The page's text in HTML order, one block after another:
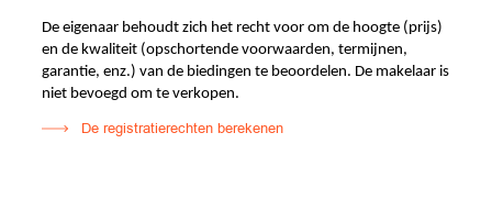
De eigenaar behoudt zich het recht voor om de hoogte (prijs)
en de kwaliteit (opschortende voorwaarden, termijnen,
garantie, enz.) van de biedingen te beoordelen. De makelaar is
niet bevoegd om te verkopen.
De registratierechten berekenen